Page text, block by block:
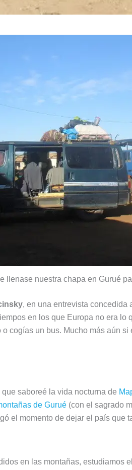
llenase nuestra chapa en Gurué
, en una entrevista concedida
en los que Europa no era
cogías un bus. Mucho más aún
saboreé la vida nocturna de
de Gurué (con el sagrado
el momento de dejar el país que
en las montañas, estudiamos